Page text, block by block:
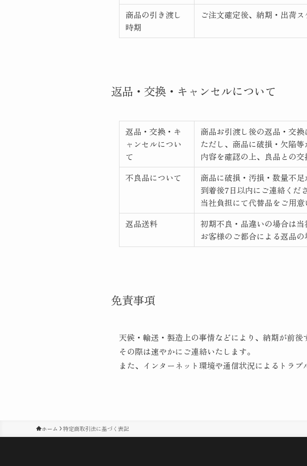
商品の引き渡し
時期
ご注文確定後、納期・出荷
返品・交換・キャンセルについて
返品・交換・キ
ャンセルについ
て
商品お引渡し後の返品・交
ただし、商品に破損・欠陥
内容を確認の上、良品との
不良品について
商品に破損・汚損・数量不足
到着後7日以内にご連絡くださ
当社負担にて代替品をご用意
返品送料
初期不良・品違いの場合は当
お客様のご都合による返品の
免責事項
天候・輸送・製造上の事情などにより、納期が前後
その際は速やかにご連絡いたします。
また、インターネット環境や通信状況によるトラ
ホーム 特定商取引法に基づく表記